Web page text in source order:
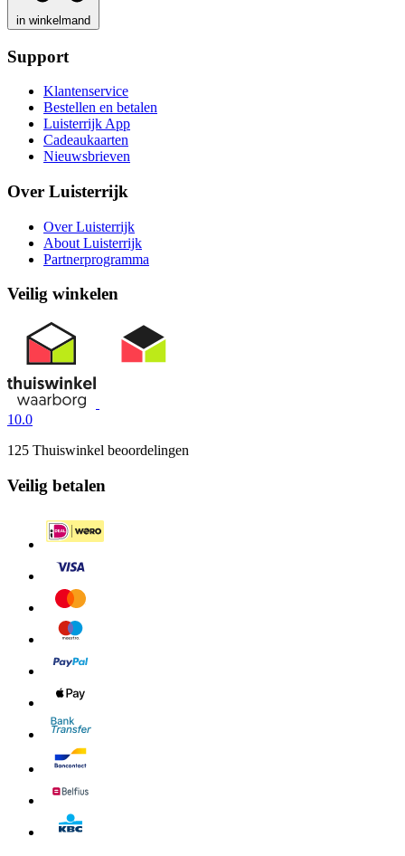
in winkelmand
Support
Klantenservice
Bestellen en betalen
Luisterrijk App
Cadeaukaarten
Nieuwsbrieven
Over Luisterrijk
Over Luisterrijk
About Luisterrijk
Partnerprogramma
Veilig winkelen
10.0
125 Thuiswinkel beoordelingen
Veilig betalen